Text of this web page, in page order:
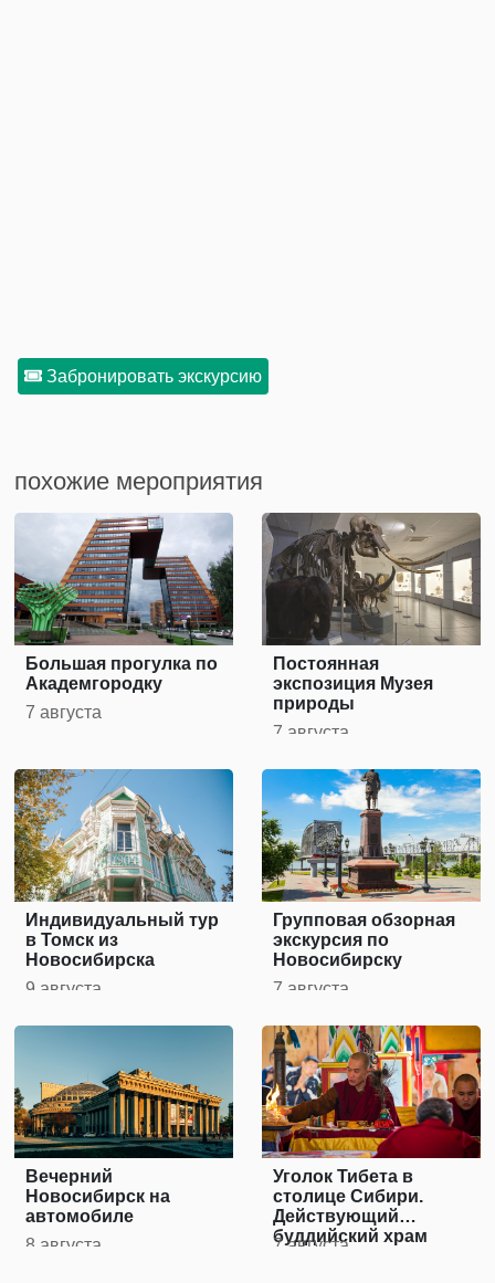
Забронировать экскурсию
похожие мероприятия
Большая прогулка по
Академгородку
7 августа
Постоянная
экспозиция Музея
природы
7 августа
Индивидуальный тур
в Томск из
Новосибирска
9 августа
Групповая обзорная
экскурсия по
Новосибирску
7 августа
Вечерний
Новосибирск на
автомобиле
8 августа
Уголок Тибета в
столице Сибири.
Действующий
буддийский храм
7 августа